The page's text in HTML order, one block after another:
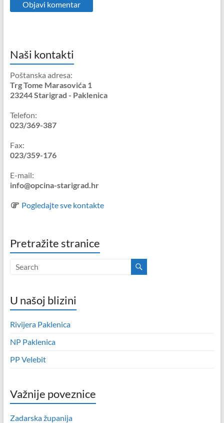
Naši kontakti
Poštanska adresa:
Trg Tome Marasovića 1
23244 Starigrad - Paklenica
Telefon:
023/369-387
Fax:
023/359-176
E-mail:
info@opcina-starigrad.hr
Pogledajte sve kontakte
Pretražite stranice
U našoj blizini
Rivijera Paklenica
NP Paklenica
PP Velebit
Važnije poveznice
Zadarska županija